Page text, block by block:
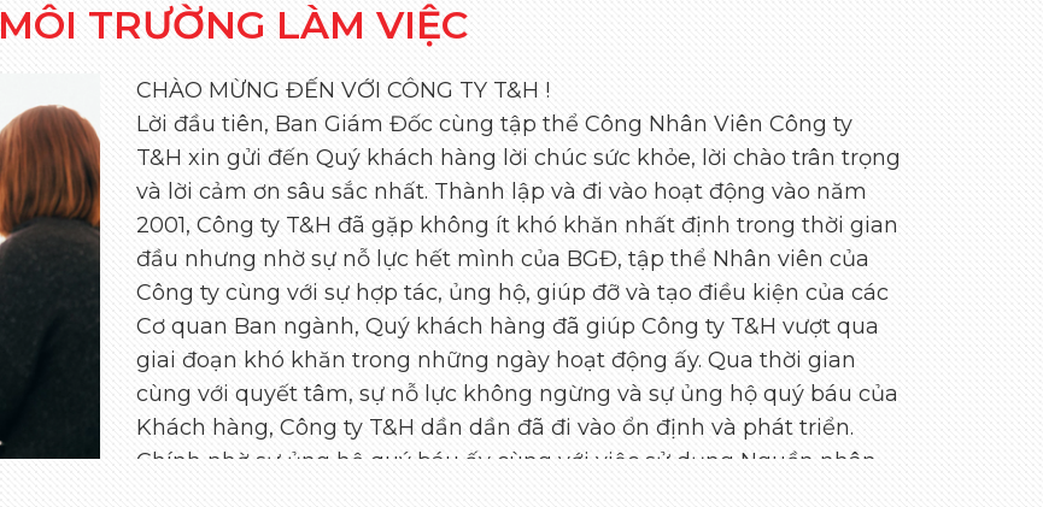
MÔI TRƯỜNG LÀM VIỆC
CHÀO MỪNG ĐẾN VỚI CÔNG TY T&H !
Lời đầu tiên, Ban Giám Đốc cùng tập thể Công Nhân Viên Công ty
T&H xin gửi đến Quý khách hàng lời chúc sức khỏe, lời chào trân trọng
và lời cảm ơn sâu sắc nhất. Thành lập và đi vào hoạt động vào năm
2001, Công ty T&H đã gặp không ít khó khăn nhất định trong thời gian
đầu nhưng nhờ sự nỗ lực hết mình của BGĐ, tập thể Nhân viên của
Công ty cùng với sự hợp tác, ủng hộ, giúp đỡ và tạo điều kiện của các
Cơ quan Ban ngành, Quý khách hàng đã giúp Công ty T&H vượt qua
giai đoạn khó khăn trong những ngày hoạt động ấy. Qua thời gian
cùng với quyết tâm, sự nỗ lực không ngừng và sự ủng hộ quý báu của
Khách hàng, Công ty T&H dần dần đã đi vào ổn định và phát triển.
Chính nhờ sự ủng hộ quý báu ấy cùng với việc sử dụng Nguồn nhân